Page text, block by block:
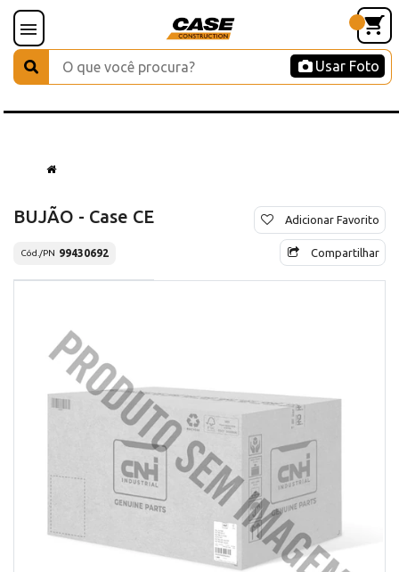
Usar Foto
BUJÃO - Case CE
Cód./PN 99430692
Adicionar Favorito
Compartilhar